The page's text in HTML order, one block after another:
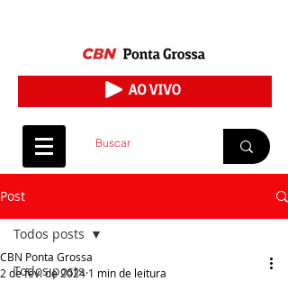
Post
Todos posts
Todos posts
CBN Ponta Grossa
2 de fev. de 2024 1 min de leitura